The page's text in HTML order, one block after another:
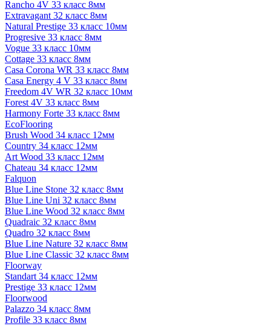
Rancho 4V 33 класс 8мм
Extravagant 32 класс 8мм
Natural Prestige 33 класс 10мм
Progresive 33 класс 8мм
Vogue 33 класс 10мм
Cottage 33 класс 8мм
Casa Corona WR 33 класс 8мм
Casa Energy 4 V 33 класс 8мм
Freedom 4V WR 32 класс 10мм
Forest 4V 33 класс 8мм
Harmony Forte 33 класс 8мм
EcoFlooring
Brush Wood 34 класс 12мм
Country 34 класс 12мм
Art Wood 33 класс 12мм
Chateau 34 класс 12мм
Falquon
Blue Line Stone 32 класс 8мм
Blue Line Uni 32 класс 8мм
Blue Line Wood 32 класс 8мм
Quadraic 32 класс 8мм
Quadro 32 класс 8мм
Blue Line Nature 32 класс 8мм
Blue Line Classic 32 класс 8мм
Floorway
Standart 34 класс 12мм
Prestige 33 класс 12мм
Floorwood
Palazzo 34 класс 8мм
Profile 33 класс 8мм